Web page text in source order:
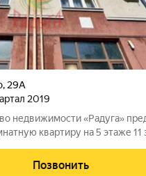
, 29А
2019
недвижимости «Радуга»
на 5 этаже 11 этажного
квартиры 38,6 кв.м. (с
Позвонить